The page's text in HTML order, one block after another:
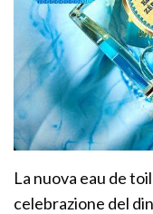
La nuova eau de
celebrazione del